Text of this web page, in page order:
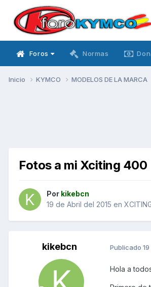
Foros Normas
Inicio KYMCO MODELOS DE LA MARCA
Fotos a mi Xciting 400
Por kikebcn
19 de Abril del 2015 en
kikebcn Publicado
Hola a